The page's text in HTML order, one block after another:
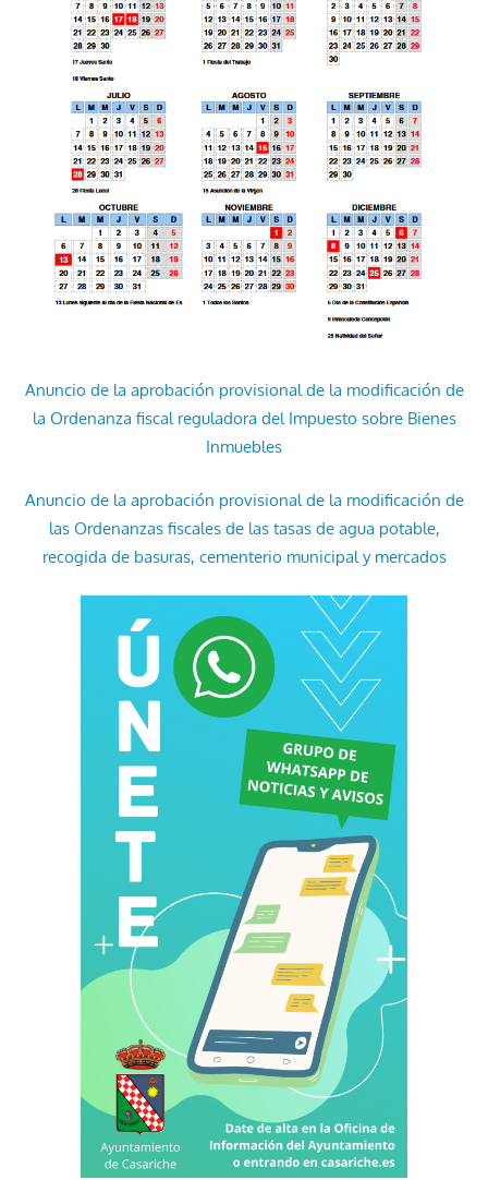
Anuncio de la aprobación provisional de la modificación de
la Ordenanza fiscal reguladora del Impuesto sobre Bienes
Inmuebles
Anuncio de la aprobación provisional de la modificación de
las Ordenanzas fiscales de las tasas de agua potable,
recogida de basuras, cementerio municipal y mercados